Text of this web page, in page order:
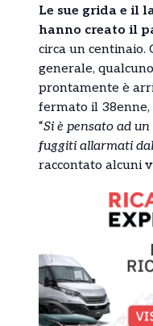
Le sue grida e il
hanno creato il
circa un centinaio.
generale,
prontamente è
fermato il
“Si è pensato ad
fuggiti allarmati
raccontato alcuni